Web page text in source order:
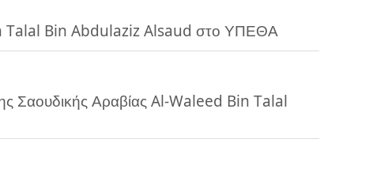
Talal Bin Abdulaziz Alsaud στο ΥΠΕΘΑ
Σαουδικής Αραβίας Al-Waleed Bin Talal